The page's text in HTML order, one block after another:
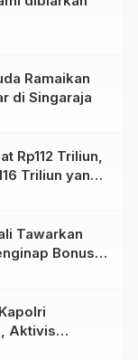
Ramaikan
di Singaraja
Rp112 Triliun,
Triliun yang
Tawarkan
Bonus
Rp88.888
Aktivis